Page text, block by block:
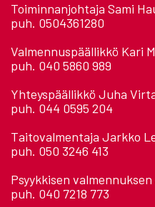
Toiminnanjohtaja Sami
puh. 0504361280
Valmennuspäällikkö Kari
puh. 040 5860 989
Yhteyspäällikkö Juha
puh. 044 0595 204
Taitovalmentaja Jarkko
puh. 050 3246 413
Psyykkisen
puh. 040 7218 773